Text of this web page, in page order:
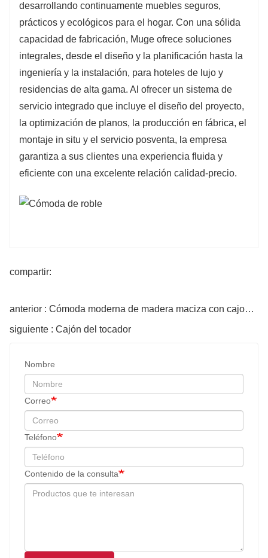
desarrollando continuamente muebles seguros,
prácticos y ecológicos para el hogar. Con una sólida
capacidad de fabricación, Muge ofrece soluciones
integrales, desde el diseño y la planificación hasta la
ingeniería y la instalación, para hoteles de lujo y
residencias de alta gama. Al ofrecer un sistema de
servicio integrado que incluye el diseño del proyecto,
la optimización de planos, la producción en fábrica, el
montaje in situ y el servicio posventa, la empresa
garantiza a sus clientes una experiencia fluida y
eficiente con una excelente relación calidad-precio.
compartir:
anterior : Cómoda moderna de madera maciza con cajones de almacenamiento.
siguiente : Cajón del tocador
Nombre
Correo
Teléfono
Contenido de la consulta